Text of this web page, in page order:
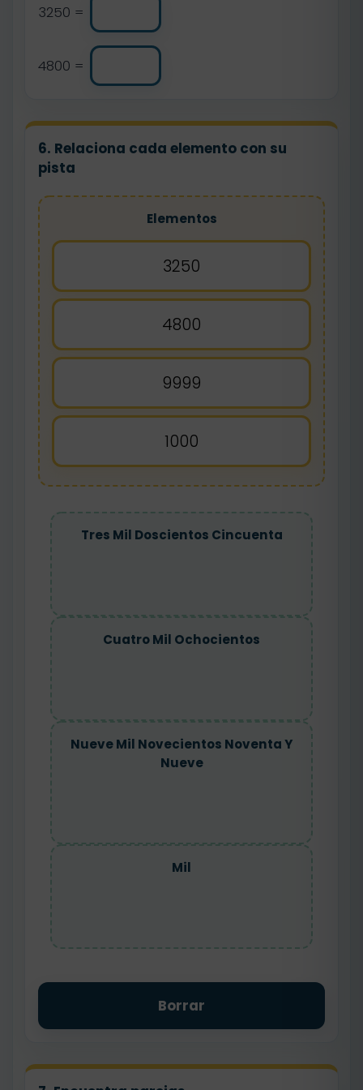
3250 =
4800 =
6. Relaciona cada elemento con su
pista
Elementos
3250
4800
9999
1000
Tres Mil Doscientos Cincuenta
Cuatro Mil Ochocientos
Nueve Mil Novecientos Noventa Y
Nueve
Mil
Borrar